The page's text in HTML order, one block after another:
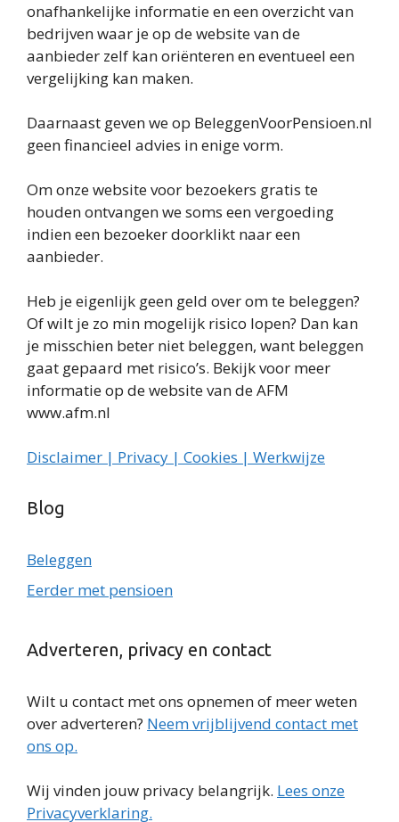
onafhankelijke informatie en een overzicht van
bedrijven waar je op de website van de
aanbieder zelf kan oriënteren en eventueel een
vergelijking kan maken.
Daarnaast geven we op BeleggenVoorPensioen.nl
geen financieel advies in enige vorm.
Om onze website voor bezoekers gratis te
houden ontvangen we soms een vergoeding
indien een bezoeker doorklikt naar een
aanbieder.
Heb je eigenlijk geen geld over om te beleggen?
Of wilt je zo min mogelijk risico lopen? Dan kan
je misschien beter niet beleggen, want beleggen
gaat gepaard met risico’s. Bekijk voor meer
informatie op de website van de AFM
www.afm.nl
Disclaimer | Privacy | Cookies | Werkwijze
Blog
Beleggen
Eerder met pensioen
Adverteren, privacy en contact
Wilt u contact met ons opnemen of meer weten
over adverteren? Neem vrijblijvend contact met
ons op.
Wij vinden jouw privacy belangrijk. Lees onze
Privacyverklaring.